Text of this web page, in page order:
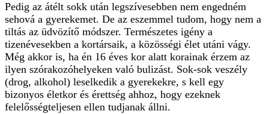
Pedig az átélt sokk után legszívesebben nem engedném
sehová a gyerekemet. De az eszemmel tudom, hogy nem a
tiltás az üdvözítő módszer. Természetes igény a
tizenévesekben a kortársaik, a közösségi élet utáni vágy.
Még akkor is, ha én 16 éves kor alatt korainak érzem az
ilyen szórakozóhelyeken való bulizást. Sok-sok veszély
(drog, alkohol) leselkedik a gyerekekre, s kell egy
bizonyos életkor és érettség ahhoz, hogy ezeknek
felelősségteljesen ellen tudjanak állni.